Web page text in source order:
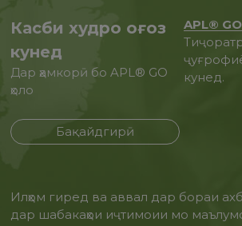
Касби худро оғоз
кунед
Дар ҳамкорӣ бо APL® GO
ҳоло
Бақайдгирӣ
APL®
кунед.
Илҳом гиред ва аввал дар бораи
дар шабакаҳои иҷтимоии мо